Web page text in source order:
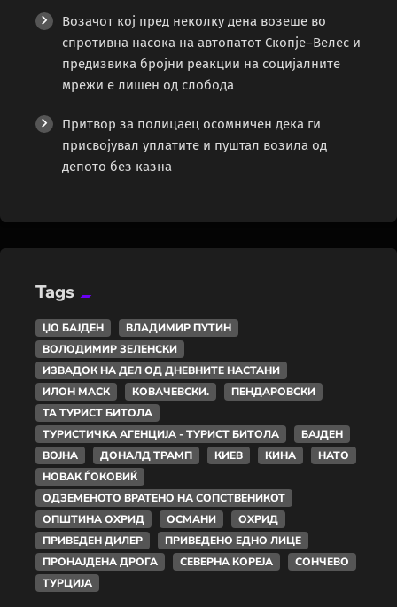
Возачот кој пред неколку дена возеше во
спротивна насока на автопатот Скопје–Велес и
предизвика бројни реакции на социјалните
мрежи е лишен од слобода
Притвор за полицаец осомничен дека ги
присвојувал уплатите и пуштал возила од
депото без казна
Tags
ЏО БАЈДЕН
ВЛАДИМИР ПУТИН
ВОЛОДИМИР ЗЕЛЕНСКИ
ИЗВАДОК НА ДЕЛ ОД ДНЕВНИТЕ НАСТАНИ
ИЛОН МАСК
КОВАЧЕВСКИ.
ПЕНДАРОВСКИ
ТА ТУРИСТ БИТОЛА
ТУРИСТИЧКА АГЕНЦИЈА - ТУРИСТ БИТОЛА
БАЈДЕН
ВОЈНА
ДОНАЛД ТРАМП КИЕВ КИНА
НАТО
НОВАК ЃОКОВИЌ
ОДЗЕМЕНОТО ВРАТЕНО НА СОПСТВЕНИКОТ
ОПШТИНА ОХРИД
ОСМАНИ
ОХРИД
ПРИВЕДЕН ДИЛЕР
ПРИВЕДЕНО ЕДНО ЛИЦЕ
ПРОНАЈДЕНА ДРОГА
СЕВЕРНА КОРЕЈА
СОНЧЕВО
ТУРЦИЈА